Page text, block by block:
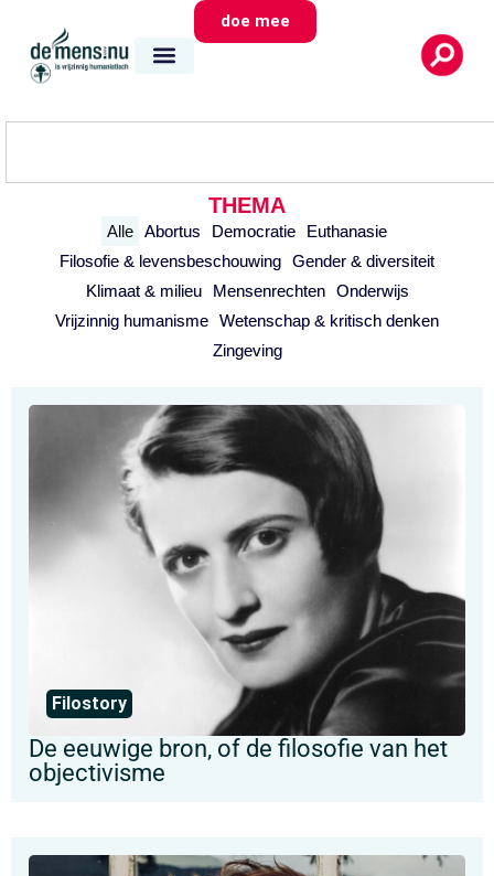
doe mee
THEMA
Abortus Democratie
Euthanasie
Filosofie & levensbeschouwing Gender & diversiteit
Klimaat & milieu
Mensenrechten
Onderwijs
Vrijzinnig humanisme Wetenschap & kritisch denken
Zingeving
Alle
Filostory
De eeuwige bron, of de filosofie van het
objectivisme